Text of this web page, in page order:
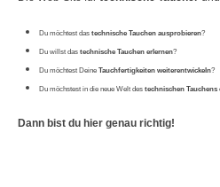
Du möchtest das technische Tauchen ausprobieren?
Du willst das technische Tauchen erlernen?
Du möchtest Deine Tauchfertigkeiten weiterentwickeln?
Du möchstest in die neue Welt des technischen Tauchens
Dann bist du hier genau richtig!